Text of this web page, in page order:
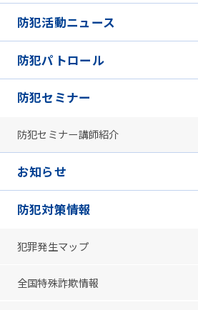
防犯活動ニュース
防犯パトロール
防犯セミナー
防犯セミナー講師紹介
お知らせ
防犯対策情報
犯罪発生マップ
全国特殊詐欺情報